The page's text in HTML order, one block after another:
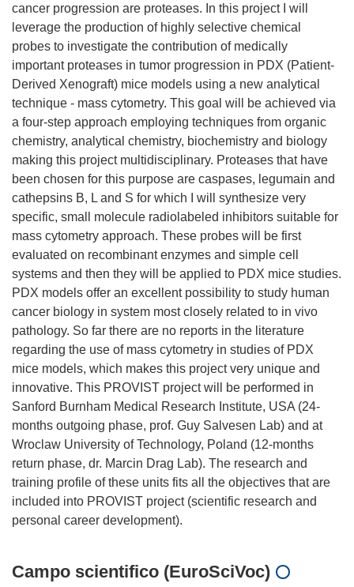
cancer progression are proteases. In this project I will
leverage the production of highly selective chemical
probes to investigate the contribution of medically
important proteases in tumor progression in PDX (Patient-
Derived Xenograft) mice models using a new analytical
technique - mass cytometry. This goal will be achieved via
a four-step approach employing techniques from organic
chemistry, analytical chemistry, biochemistry and biology
making this project multidisciplinary. Proteases that have
been chosen for this purpose are caspases, legumain and
cathepsins B, L and S for which I will synthesize very
specific, small molecule radiolabeled inhibitors suitable for
mass cytometry approach. These probes will be first
evaluated on recombinant enzymes and simple cell
systems and then they will be applied to PDX mice studies.
PDX models offer an excellent possibility to study human
cancer biology in system most closely related to in vivo
pathology. So far there are no reports in the literature
regarding the use of mass cytometry in studies of PDX
mice models, which makes this project very unique and
innovative. This PROVIST project will be performed in
Sanford Burnham Medical Research Institute, USA (24-
months outgoing phase, prof. Guy Salvesen Lab) and at
Wroclaw University of Technology, Poland (12-months
return phase, dr. Marcin Drag Lab). The research and
training profile of these units fits all the objectives that are
included into PROVIST project (scientific research and
Campo scientifico (EuroSciVoc)